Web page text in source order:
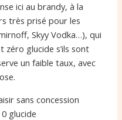
ici au brandy, à la
très prisé pour les
Skyy Vodka…), qui
glucide s’ils sont
un faible taux, avec
sans concession
glucide